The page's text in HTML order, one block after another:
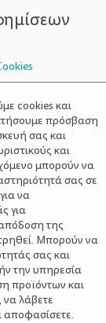
ΣΥΜΒΟΥΛΟΙ
cookies και
πρόσβαση
σας και
και
μπορούν να
σας σε
να
για
της
Μπορούν να
σας και
την υπηρεσία
προϊόντων και
λάβετε
αποφασίσετε.